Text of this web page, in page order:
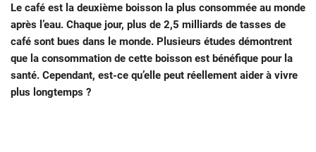
Le café est la deuxième boisson la plus consommée au monde
après l’eau. Chaque jour, plus de 2,5 milliards de tasses de
café sont bues dans le monde. Plusieurs études démontrent
que la consommation de cette boisson est bénéfique pour la
santé. Cependant, est-ce qu’elle peut réellement aider à vivre
plus longtemps ?